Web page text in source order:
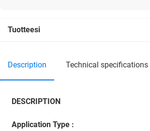
Tuotteesi
description technical specifications
DESCRIPTION
Application Type :